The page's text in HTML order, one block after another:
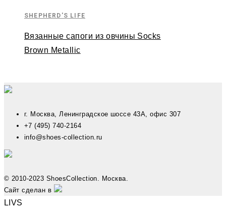
SHEPHERD'S LIFE
Вязанные сапоги из овчины Socks
Brown Metallic
г. Москва, Ленинградское шоссе 43А, офис 307
+7 (495) 740-2164
info@shoes-collection.ru
© 2010-2023 ShoesCollection. Москва.
Сайт сделан в
LIVS